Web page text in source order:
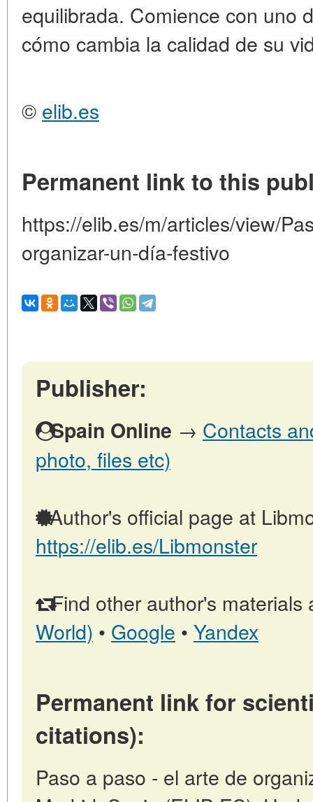
equilibrada. Comience con uno
cómo cambia la calidad de su
© elib.es
Permanent link to this
https://elib.es/m/articles/view/
organizar-un-día-festivo
Publisher:
Spain Online → Contacts
photo, files etc)
Author's official page at
https://elib.es/Libmonster
Find other author's materials
World) • Google • Yandex
Permanent link for
citations):
Paso a paso - el arte de